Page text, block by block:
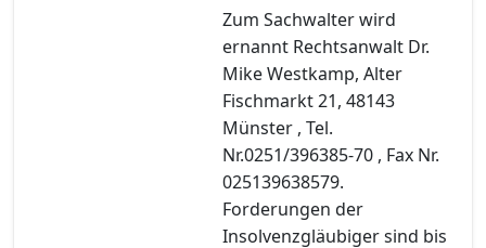
Zum Sachwalter wird
ernannt Rechtsanwalt Dr.
Mike Westkamp, Alter
Fischmarkt 21, 48143
Münster , Tel.
Nr.0251/396385-70 , Fax Nr.
025139638579.
Forderungen der
Insolvenzgläubiger sind bis